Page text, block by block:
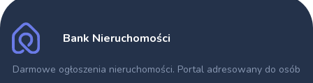
Bank Nieruchomości
Darmowe ogłoszenia nieruchomości. Portal adresowany do osób